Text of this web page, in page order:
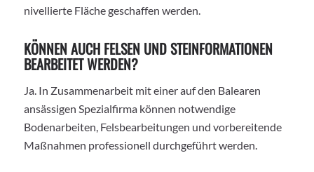
nivellierte Fläche geschaffen werden.
KÖNNEN AUCH FELSEN UND STEINFORMATIONEN
BEARBEITET WERDEN?
Ja. In Zusammenarbeit mit einer auf den Balearen
ansässigen Spezialfirma können notwendige
Bodenarbeiten, Felsbearbeitungen und vorbereitende
Maßnahmen professionell durchgeführt werden.